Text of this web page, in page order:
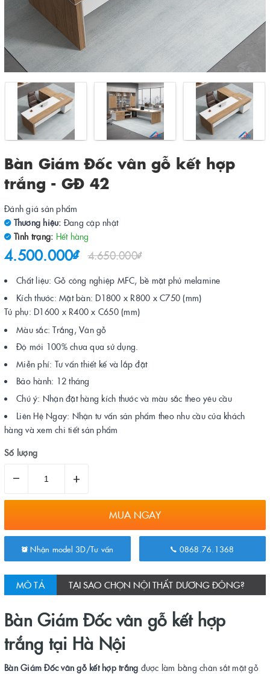
Bàn Giám Đốc vân gỗ kết hợp
trắng - GĐ 42
Đánh giá sản phẩm
Thương hiệu: Đang cập nhật
Tình trạng: Hết hàng
4.500.000₫ 4.650.000₫
Chất liệu: Gỗ công nghiệp MFC, bề mặt phủ melamine
Kích thước: Mặt bàn: D1800 x R800 x C750 (mm)
Tủ phụ: D1600 x R400 x C650 (mm)
Màu sắc: Trắng, Vân gỗ
Độ mới 100% chưa qua sử dụng.
Miễn phí: Tư vấn thiết kế và lắp đặt
Bảo hành: 12 tháng
Chú ý: Nhận đặt hàng kích thước và màu sắc theo yêu cầu
Liên Hệ Ngay: Nhận tư vấn sản phẩm theo nhu cầu của khách
hàng và xem chi tiết sản phẩm
Số lượng
– +
MUA NGAY
Nhận model 3D/Tư vấn 0868.76.1368
MÔ TẢ TẠI SAO CHỌN NỘI THẤT DƯƠNG ĐÔNG?
Bàn Giám Đốc vân gỗ kết hợp
trắng tại Hà Nội
Bàn Giám Đốc vân gỗ kết hợp trắng được làm bằng chân sắt mặt gỗ